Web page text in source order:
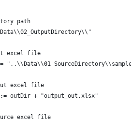
path
excel file
excel file
outDir + "output_out.xlsx"
excel file